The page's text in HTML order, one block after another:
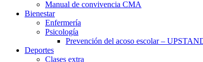
Manual de convivencia CMA
Bienestar
Enfermería
Psicología
Prevención del acoso escolar –
Deportes
Clases extra